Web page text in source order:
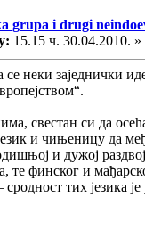
grupa i drugi
15.15 ч. 30.04.2010. »
неки заједнички
свестан си да
и чињеницу да
и дужој
финског и
сродност тих језика